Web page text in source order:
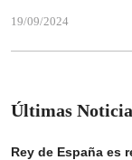
19/09/2024
Últimas
Rey de España es